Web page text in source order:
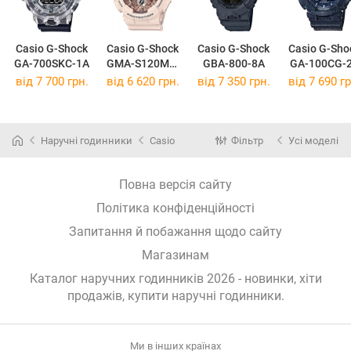
Casio G-Shock
GA-700SKC-1A
Casio G-Shock
GMA-S120MF-
4A
Casio G-Shock
GBA-800-8A
Casio G-
GA-100CG-
від 7 700 грн. від 6 620 грн. від 7 350 грн. від 7 690
Наручні годинники Casio Фільтр Усі моделі
Повна версія сайту
Політика конфіденційності
Запитання й побажання щодо сайту
Магазинам
Каталог наручних годинників 2026 - новинки, хіти
продажів, купити наручні годинники.
Ми в інших країнах